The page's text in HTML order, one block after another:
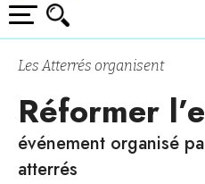
Les Atterrés organisent
Réformer
événement organisé
atterrés